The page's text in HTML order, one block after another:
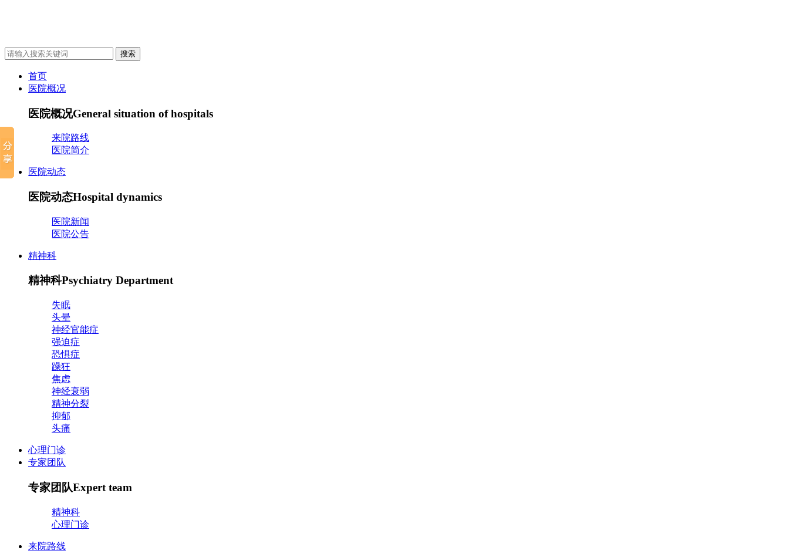
首页
医院概况
医院概况General situation of hospitals
来院路线
医院简介
医院动态
医院动态Hospital dynamics
医院新闻
医院公告
精神科
精神科Psychiatry Department
失眠
头晕
神经官能症
强迫症
恐惧症
躁狂
焦虑
神经衰弱
精神分裂
抑郁
头痛
心理门诊
专家团队
专家团队Expert team
精神科
心理门诊
来院路线